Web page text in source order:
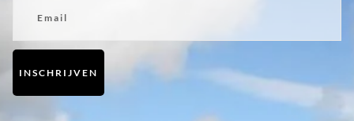
INSCHRIJVEN